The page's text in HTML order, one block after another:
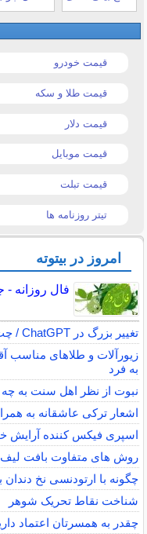
قیمت خودرو
قیمت طلا و سکه
قیمت دلار
قیمت موبایل
قیمت تبلت
تیتر روزنامه ها
امروز در بیتوته
فال روزانه - جمعه 16
تغییر بزرگ در ChatGPT / چت متنی نامحدود و رایگان
زیورآلات و طلاهای مناسب
به فرد
نبوت از نظر اهل سنت به
اشعار ترکی عاشقانه به
اسپری فیکس کننده آرایش
روش های متفاوت بافت لیف
چگونه با ارتودنسی نخ
شناخت نقاط تحریک شوهر
چقدر به همسرتان اعتماد